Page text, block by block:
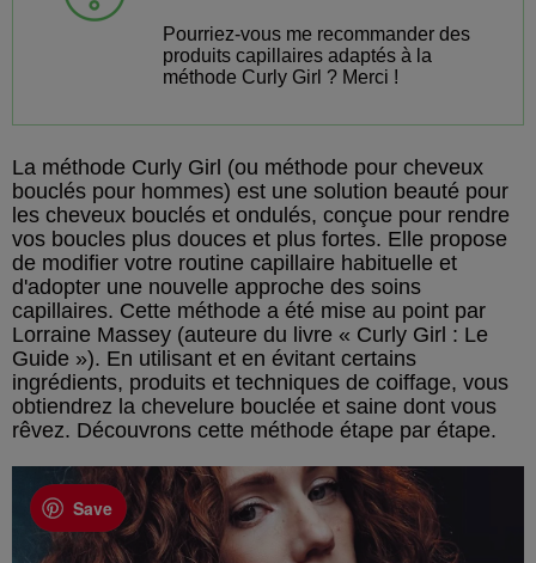
Pourriez-vous me recommander des
produits capillaires adaptés à la
méthode Curly Girl ? Merci !
La méthode Curly Girl (ou méthode pour cheveux
bouclés pour hommes) est une solution beauté pour
les cheveux bouclés et ondulés, conçue pour rendre
vos boucles plus douces et plus fortes. Elle propose
de modifier votre routine capillaire habituelle et
d'adopter une nouvelle approche des soins
capillaires. Cette méthode a été mise au point par
Lorraine Massey (auteure du livre « Curly Girl : Le
Guide »). En utilisant et en évitant certains
ingrédients, produits et techniques de coiffage, vous
obtiendrez la chevelure bouclée et saine dont vous
rêvez. Découvrons cette méthode étape par étape.
Save